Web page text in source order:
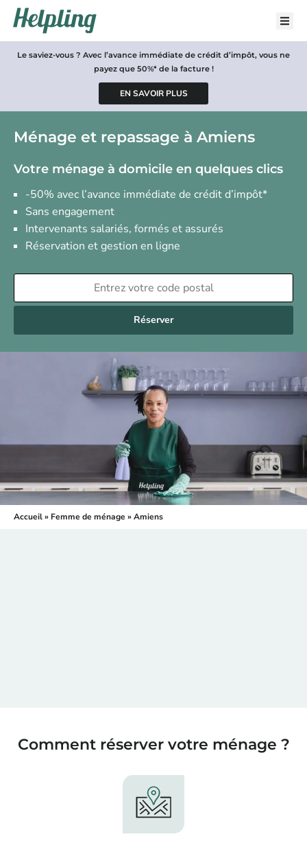
Le saviez-vous ? Avec l’avance immédiate de crédit d’impôt, vous ne
payez que 50%* de la facture !
Ménage et repassage à Amiens
Votre ménage à domicile en quelques clics
-50% avec l’avance immédiate de crédit d’impôt*
Sans engagement
Intervenants salariés, formés et assurés
Réservation et gestion en ligne
Réserver
Accueil» Femme de ménage »Amiens
Comment réserver votre ménage ?